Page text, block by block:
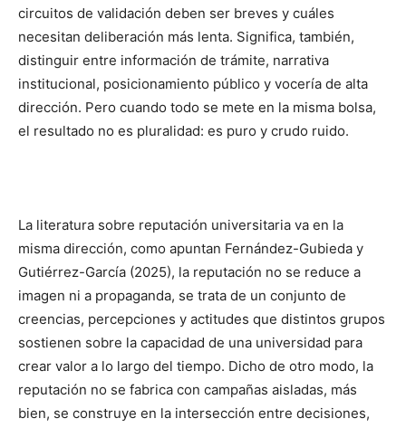
circuitos de validación deben ser breves y cuáles
necesitan deliberación más lenta. Significa, también,
distinguir entre información de trámite, narrativa
institucional, posicionamiento público y vocería de alta
dirección. Pero cuando todo se mete en la misma bolsa,
el resultado no es pluralidad: es puro y crudo ruido.
La literatura sobre reputación universitaria va en la
misma dirección, como apuntan Fernández-Gubieda y
Gutiérrez-García (2025), la reputación no se reduce a
imagen ni a propaganda, se trata de un conjunto de
creencias, percepciones y actitudes que distintos grupos
sostienen sobre la capacidad de una universidad para
crear valor a lo largo del tiempo. Dicho de otro modo, la
reputación no se fabrica con campañas aisladas, más
bien, se construye en la intersección entre decisiones,